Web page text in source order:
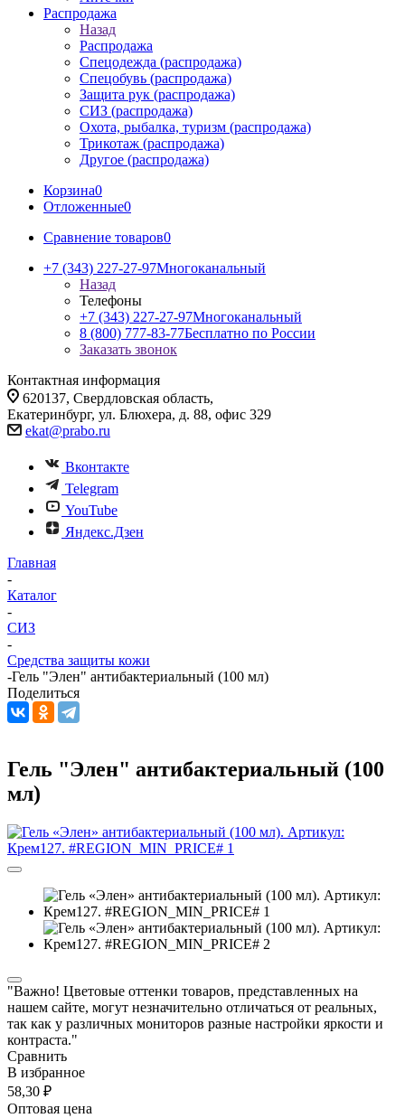
Распродажа
Назад
Распродажа
Спецодежда (распродажа)
Спецобувь (распродажа)
Защита рук (распродажа)
СИЗ (распродажа)
Охота, рыбалка, туризм (распродажа)
Трикотаж (распродажа)
Другое (распродажа)
Корзина0
Отложенные0
Сравнение товаров0
+7 (343) 227-27-97Многоканальный
Назад
Телефоны
+7 (343) 227-27-97Многоканальный
8 (800) 777-83-77Бесплатно по России
Заказать звонок
Контактная информация
620137, Свердловская область,
Екатеринбург, ул. Блюхера, д. 88, офис 329
ekat@prabo.ru
Вконтакте
Telegram
YouTube
Яндекс.Дзен
Главная
-
Каталог
-
СИЗ
-
Средства защиты кожи
-Гель "Элен" антибактериальный (100 мл)
Поделиться
Гель "Элен" антибактериальный (100
мл)
"Важно! Цветовые оттенки товаров, представленных на
нашем сайте, могут незначительно отличаться от реальных,
так как у различных мониторов разные настройки яркости и
контраста."
Сравнить
В избранное
58,30 ₽
Оптовая цена